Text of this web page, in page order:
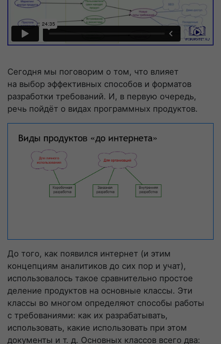
Сегодня мы поговорим о том, что влияет
на выбор эффективных способов и форматов
разработки требований. И, в первую очередь,
речь пойдёт о видах программных продуктов.
До того, как появился интернет (и этим
концепциям аналитиков до сих пор и учат),
использовалось такое сравнительно простое
деление продуктов на основные классы. Эти
классы во многом определяют способы работы
с требованиями: как их разрабатывать,
использовать, какие использовать при этом
документы и т. д. Основных классов всего два: